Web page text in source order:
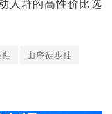
山序徒步鞋